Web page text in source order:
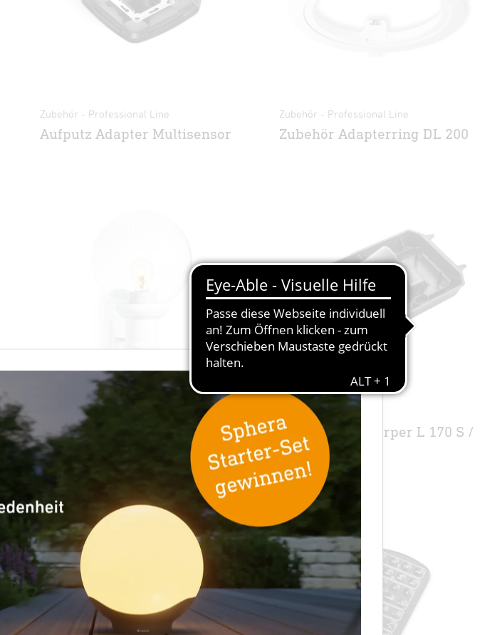
×
Zubehör - Professional Line
Aufputz Adapter Multisensor
Zubehör - Professional Line
Zubehör Adapterring DL 200
Ersatzteil
Ersatz-Leuchtenarm L 560 S
/ L 562 S
Ersatzteil
Ersatz-Grundkörper L 170 S /
L 190 S